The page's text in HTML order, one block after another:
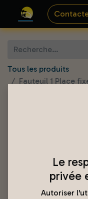
Tous les produits
Fauteuil 1 Place
Le
privée
Autoriser